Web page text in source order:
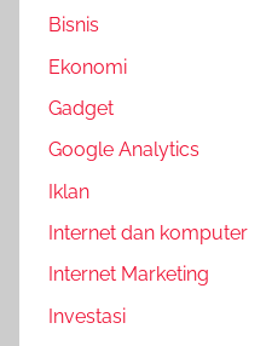
Bisnis
Ekonomi
Gadget
Google Analytics
Iklan
Internet dan komputer
Internet Marketing
Investasi